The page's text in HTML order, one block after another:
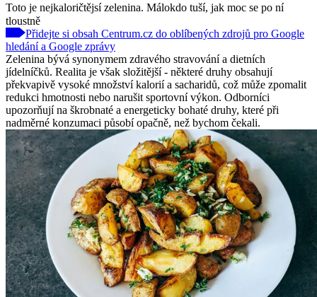
Toto je nejkaloričtějsí zelenina. Málokdo tuší, jak moc se po ní
tloustně
Přidejte si obsah Centrum.cz do oblíbených zdrojů pro Google
hledání a Google zprávy
Zelenina bývá synonymem zdravého stravování a dietních
jídelníčků. Realita je však složitější - některé druhy obsahují
překvapivě vysoké množství kalorií a sacharidů, což může zpomalit
redukci hmotnosti nebo narušit sportovní výkon. Odborníci
upozorňují na škrobnaté a energeticky bohaté druhy, které při
nadměrné konzumaci působí opačně, než bychom čekali.